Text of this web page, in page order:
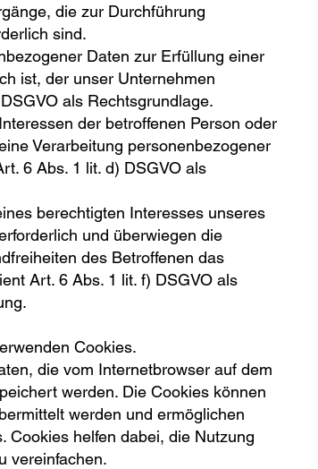
die zur Durchführung
sind.
Daten zur Erfüllung einer
ist, der unser Unternehmen
als Rechtsgrundlage.
der betroffenen Person oder
Verarbeitung personenbezogener
6 Abs. 1 lit. d) DSGVO als
berechtigten Interesses unseres
und überwiegen die
des Betroffenen das
Art. 6 Abs. 1 lit. f) DSGVO als
Cookies.
die vom Internetbrowser auf dem
werden. Die Cookies können
werden und ermöglichen
Cookies helfen dabei, die Nutzung
vereinfachen.